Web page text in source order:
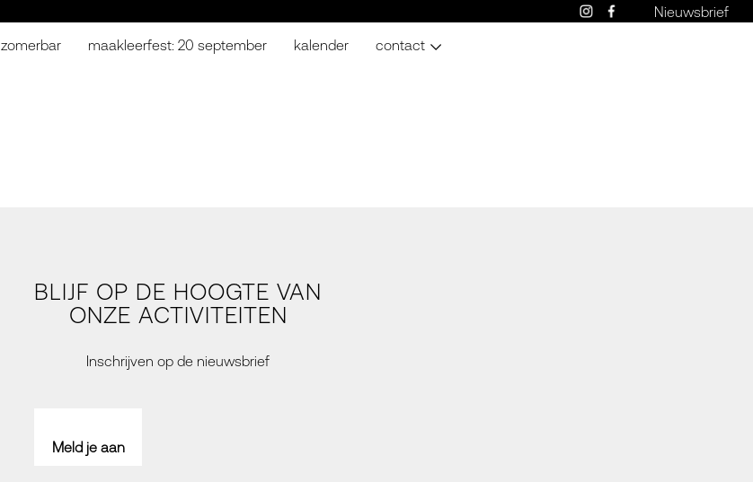
Nieuwsbrief
zomerbar maakleerfest: 20 september kalender contact
BLIJF OP DE HOOGTE VAN
ONZE ACTIVITEITEN
Inschrijven op de nieuwsbrief
Meld je aan